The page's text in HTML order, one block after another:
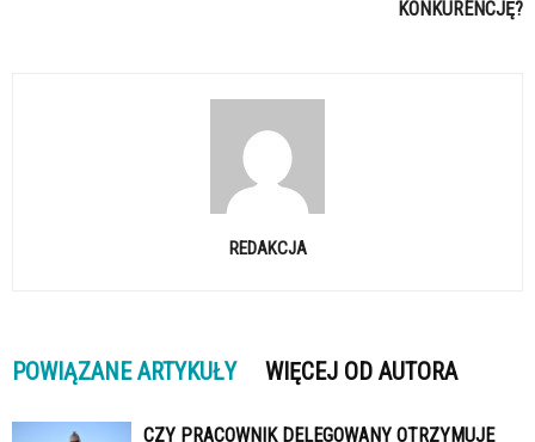
KONKURENCJĘ?
REDAKCJA
POWIĄZANE ARTYKUŁY WIĘCEJ OD AUTORA
CZY PRACOWNIK DELEGOWANY OTRZYMUJE